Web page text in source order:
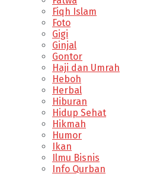
Fiqh Islam
Foto
Gigi
Ginjal
Gontor
Haji dan Umrah
Heboh
Herbal
Hiburan
Hidup Sehat
Hikmah
Humor
Ikan
Ilmu Bisnis
Info Qurban